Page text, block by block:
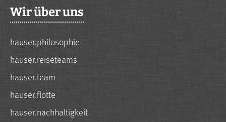
Wir über uns
hauser.philosophie
hauser.reiseteams
hauser.team
hauser.flotte
hauser.nachhaltigkeit